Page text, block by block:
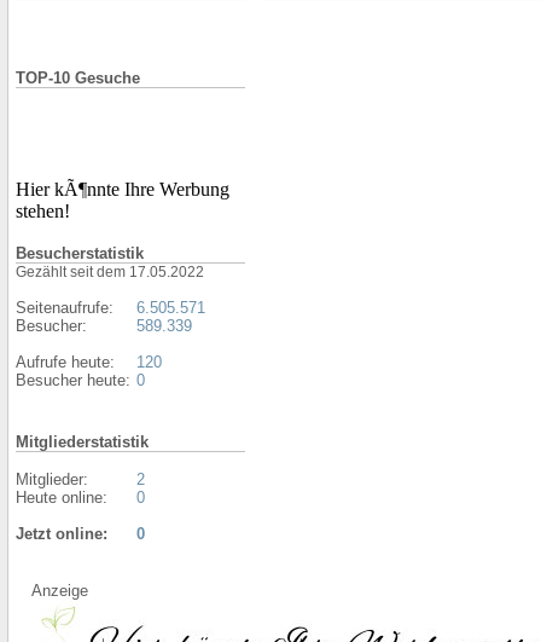
TOP-10 Gesuche
Hier kÃ¶nnte Ihre Werbung
stehen!
Besucherstatistik
Gezählt seit dem 17.05.2022
Seitenaufrufe:
Besucher:
Aufrufe heute:
Besucher heute:
6.505.571
589.339
120
0
Mitgliederstatistik
Mitglieder:
Heute online:
2
0
Jetzt online:
0
Anzeige